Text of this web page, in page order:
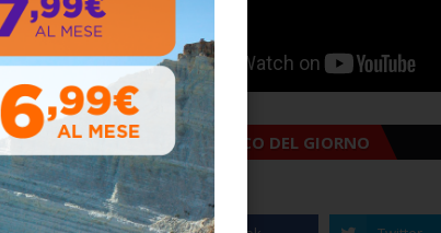
ALMANACCO DEL GIORNO